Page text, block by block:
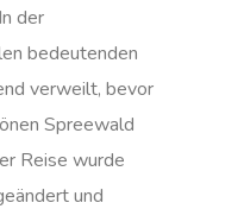
der
bedeutenden
verweilt, bevor
Spreewald
Reise wurde
und